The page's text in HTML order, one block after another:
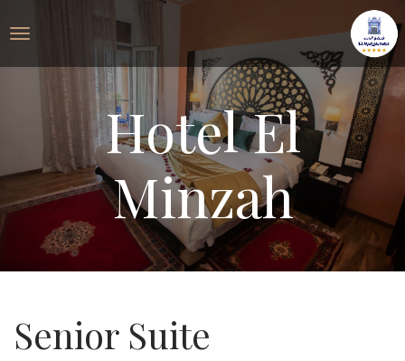
Hotel El
Minzah
Senior Suite